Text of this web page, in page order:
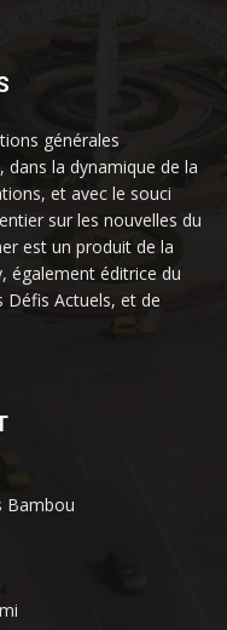
générales
dans la dynamique de la
et avec le souci
sur les nouvelles du
est un produit de la
également éditrice du
Défis Actuels, et de
Bambou